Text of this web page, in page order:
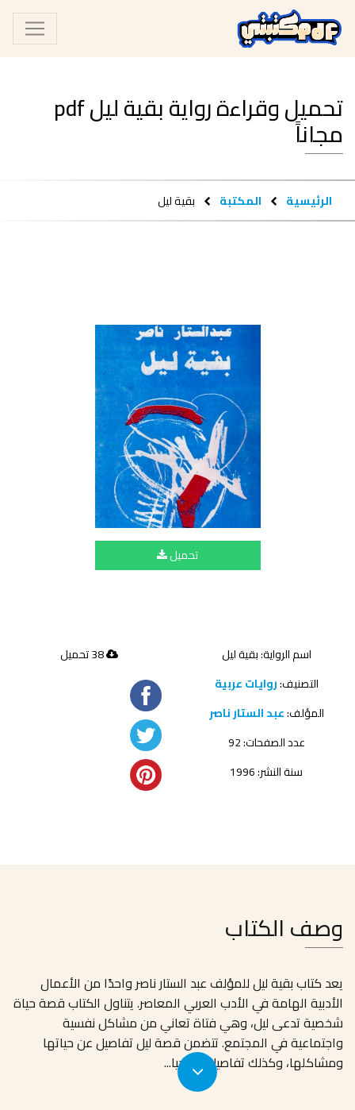
تحميل وقراءة رواية بقية ليل pdf
مجاناً
الرئيسية المكتبة بقية ليل
تحميل
اسم الرواية: بقية ليل
التصنيف:روايات عربية
المؤلف:عبد الستار ناصر
عدد الصفحات: 92
سنة النشر: 1996
38 تحميل
وصف الكتاب
يعد كتاب بقية ليل للمؤلف عبد الستار ناصر واحدًا من الأعمال
الأدبية الهامة في الأدب العربي المعاصر. يتناول الكتاب قصة حياة
شخصية تدعى ليل، وهي فتاة تعاني من مشاكل نفسية
واجتماعية في المجتمع. تتضمن قصة ليل تفاصيل عن حياتها
ومشاكلها، وكذلك تفاصيل عن حيا...